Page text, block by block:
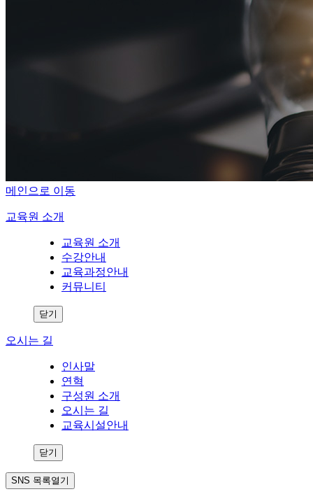
메인으로 이동
교육원 소개
교육원 소개
수강안내
교육과정안내
커뮤니티
닫기
오시는 길
인사말
연혁
구성원 소개
오시는 길
교육시설안내
닫기
SNS 목록열기